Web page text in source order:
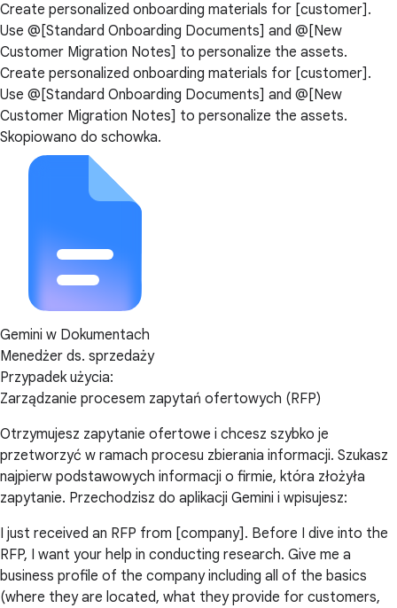
Create personalized onboarding materials for [customer].
Use @[Standard Onboarding Documents] and @[New
Customer Migration Notes] to personalize the assets.
Create personalized onboarding materials for [customer].
Use @[Standard Onboarding Documents] and @[New
Customer Migration Notes] to personalize the assets.
Skopiowano do schowka.
Gemini w Dokumentach
Menedżer ds. sprzedaży
Przypadek użycia:
Zarządzanie procesem zapytań ofertowych (RFP)
Otrzymujesz zapytanie ofertowe i chcesz szybko je
przetworzyć w ramach procesu zbierania informacji. Szukasz
najpierw podstawowych informacji o firmie, która złożyła
zapytanie. Przechodzisz do aplikacji Gemini i wpisujesz:
I just received an RFP from [company]. Before I dive into the
RFP, I want your help in conducting research. Give me a
business profile of the company including all of the basics
(where they are located, what they provide for customers,